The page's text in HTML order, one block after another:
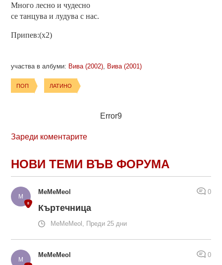
Много лесно и чудесно
се танцува и лудува с нас.
Припев:(x2)
участва в албуми: Вива (2002) Вива (2001)
ПОП ЛАТИНО
Error9
Зареди коментарите
НОВИ ТЕМИ ВЪВ ФОРУМА
MeMeMeol 0
Къртечница
MeMeMeol, Преди 25 дни
MeMeMeol 0